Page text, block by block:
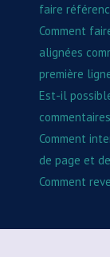
faire
Comment
alignées
première
Est-il
Comment
de page et
Comment